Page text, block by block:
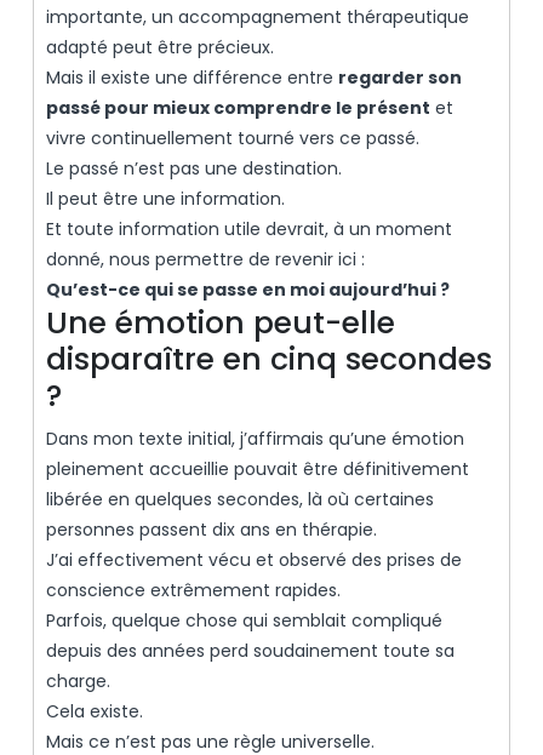
importante, un accompagnement thérapeutique
adapté peut être précieux.
Mais il existe une différence entre regarder son
passé pour mieux comprendre le présent et
vivre continuellement tourné vers ce passé.
Le passé n’est pas une destination.
Il peut être une information.
Et toute information utile devrait, à un moment
donné, nous permettre de revenir ici :
Qu’est-ce qui se passe en moi aujourd’hui ?
Une émotion peut-elle
disparaître en cinq secondes
?
Dans mon texte initial, j’affirmais qu’une émotion
pleinement accueillie pouvait être définitivement
libérée en quelques secondes, là où certaines
personnes passent dix ans en thérapie.
J’ai effectivement vécu et observé des prises de
conscience extrêmement rapides.
Parfois, quelque chose qui semblait compliqué
depuis des années perd soudainement toute sa
charge.
Cela existe.
Mais ce n’est pas une règle universelle.